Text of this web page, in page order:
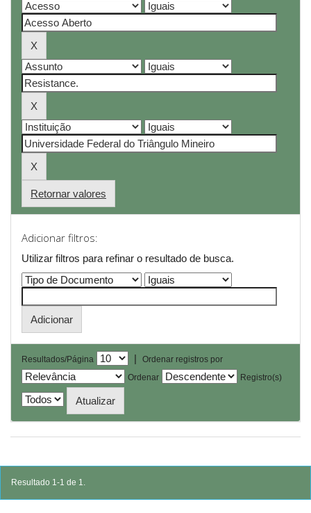
Retornar valores
Adicionar filtros:
Utilizar filtros para refinar o resultado de busca.
Resultados/Página |
Ordenar registros por
Ordenar
Registro(s)
Resultado 1-1 de 1.